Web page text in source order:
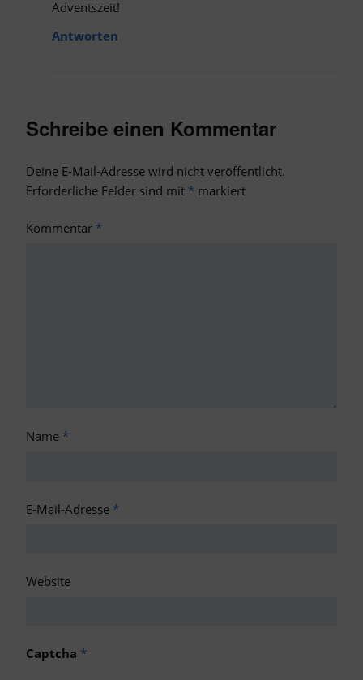
Adventszeit!
Antworten
Schreibe einen Kommentar
Deine E-Mail-Adresse wird nicht veröffentlicht.
Erforderliche Felder sind mit * markiert
Kommentar *
Name *
E-Mail-Adresse *
Website
Captcha *